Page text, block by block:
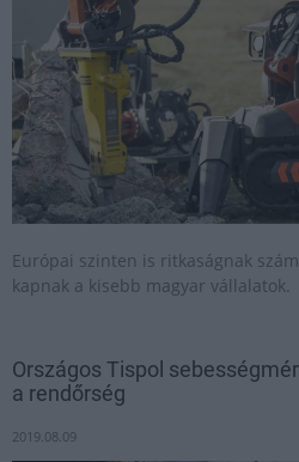
Európai szinten is ritkaságnak
kapnak a kisebb magyar vállalatok.
Országos Tispol
a rendőrség
2019.08.09